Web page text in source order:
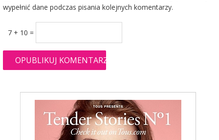
wypełnić dane podczas pisania kolejnych komentarzy.
7 + 10 =